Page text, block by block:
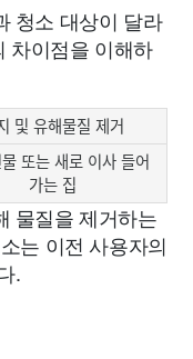
청소 대상이 달라
차이점을 이해하
및 유해물질 제거
또는 새로 이사 들어
가는 집
물질을 제거하는
는 이전 사용자의
.